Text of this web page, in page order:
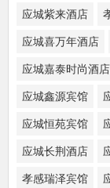
应城紫来酒店
应城喜万年酒店
应城嘉泰时尚酒店
应城鑫源宾馆
应城恒苑宾馆
应城长荆酒店
孝感瑞泽宾馆